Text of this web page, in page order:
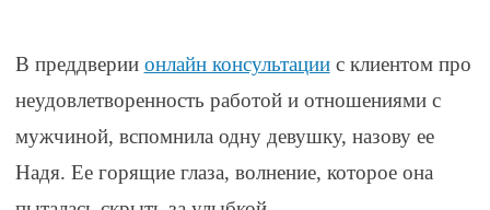
В преддверии онлайн консультациис клиентом про
неудовлетворенность работой и отношениями с
мужчиной, вспомнила одну девушку, назову ее
Надя. Ее горящие глаза, волнение, которое она